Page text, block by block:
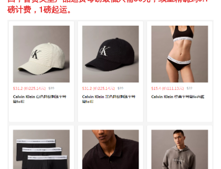
磅计费，1磅起运。